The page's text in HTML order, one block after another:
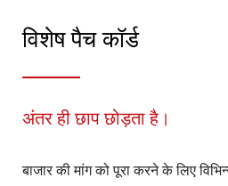
विशेष पैच कॉर्ड
अंतर ही छाप छोड़ता है।
बाजार की मांग को पूरा करने के लिए